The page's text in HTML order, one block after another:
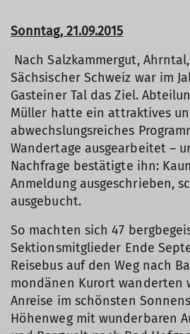
Sonntag, 21.09.2015
Nach Salzkammergut,
Sächsischer Schweiz war im
Gasteiner Tal das Ziel.
Müller hatte ein attraktives
abwechslungsreiches
Wandertage ausgearbeitet –
Nachfrage bestätigte ihn:
Anmeldung ausgeschrieben,
ausgebucht.
So machten sich 47
Sektionsmitglieder Ende
Reisebus auf den Weg nach
mondänen Kurort wanderten
Anreise im schönsten
Höhenweg mit wunderbaren